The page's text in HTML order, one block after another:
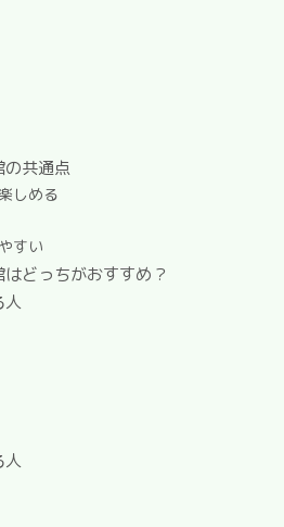
共通点
しめる
すい
どっちがおすすめ？
人
人